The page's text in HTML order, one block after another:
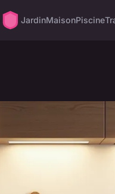
JardinMaisonPiscine